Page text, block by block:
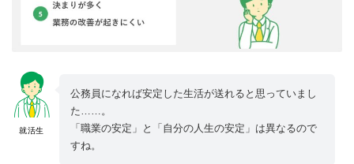
就活生
公務員になれば安定した生活が送れると思っていまし
た……。
「職業の安定」と「自分の人生の安定」は異なるので
すね。